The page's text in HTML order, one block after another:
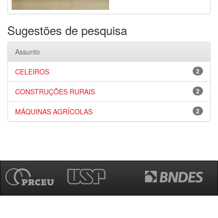
Sugestões de pesquisa
Assunto
2
CELEIROS
2
CONSTRUÇÕES RURAIS
2
MÁQUINAS AGRÍCOLAS